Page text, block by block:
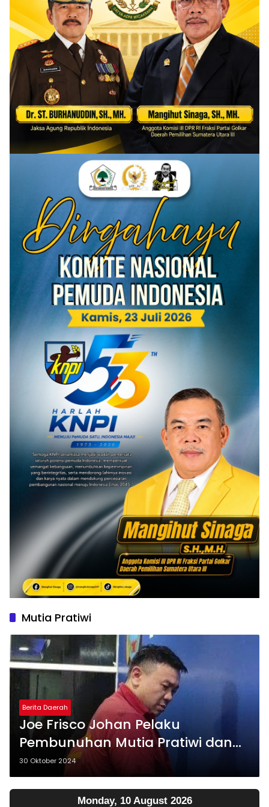
Mutia Pratiwi
Berita Daerah
Joe Frisco Johan Pelaku
Pembunuhan Mutia Pratiwi dan
Catatan Kriminalnya
30 Oktober 2024
Monday, 10 August 2026